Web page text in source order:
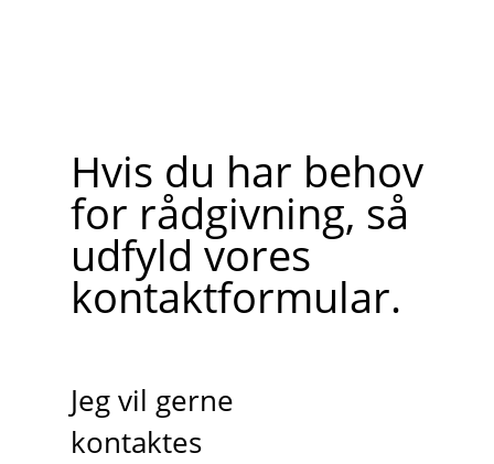
Hvis du har behov
for rådgivning, så
udfyld vores
kontaktformular.
Jeg vil gerne
kontaktes